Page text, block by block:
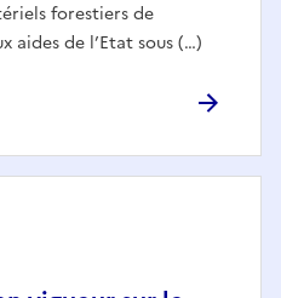
forestiers de
aides de l’Etat sous (…)